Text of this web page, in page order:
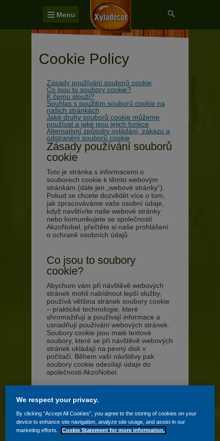
Menu
Cookie Policy
Zásady používání souborů cookie
Co jsou to soubory cookie?
K čemu slouží?
Souhlas s použitím souborů cookie na
našich stránkách
Jaké druhy souborů cookie můžeme
používat a jaké jsou jejich funkce
Alternativní způsoby ovládání, zákazu a
odstranění souborů cookie
Zásady používání souborů
cookie
Toto je stránka s informacemi o
souborech cookie k těmto webovým
stránkám (dále jen „webové stránky“).
Pokud se chcete dozvědět více o tom,
jak zpracováváme vaše osobní údaje,
když navštívíte naše webové stránky
nebo komunikujete se společností
AkzoNobel, přečtěte si naše prohlášení
o ochraně osobních údajů.
Co jsou to soubory
cookie?
Abychom vám při návštěvě webových
stránek mohli nabídnout lepší služby,
používá většina stránek soubory cookie
– praktické technologie, které
shromažďují a používají informace a
usnadňují používání webových stránek.
Soubory cookie jsou malé textové
soubory, které se při návštěvě webových
stránek ukládají na pevný disk v
počítači. Během vaší návštěvy pak
soubory cookie odesílají údaje do
společnosti AkzoNobel.
K čemu slouží?
Díky souborům cookie se například
dozvíme, zda jste na našich stránkách
poprvé, nebo jste je navštívili už dříve.
Při vaší návštěvě našich stránek nám
We respect your privacy.
By clicking “Accept All Cookies”, you agree to the storing of cookies on your
device to enhance site navigation, analyze site usage, and assist in our
marketing efforts.
Cookie Statement for more information.